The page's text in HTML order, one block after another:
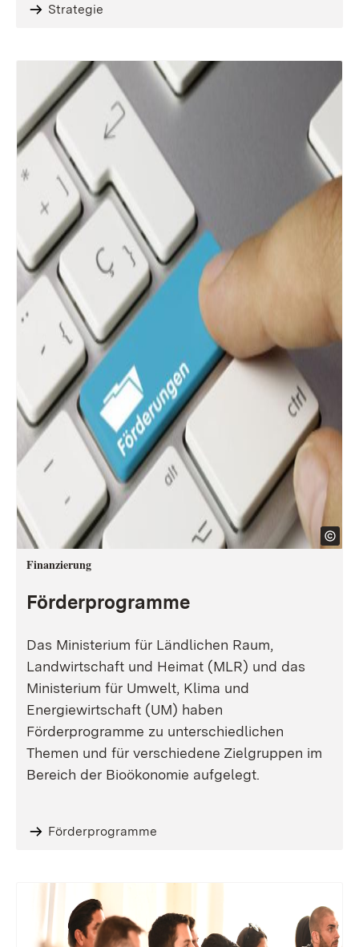
Strategie
Finanzierung
Förderprogramme
Das Ministerium für Ländlichen Raum,
Landwirtschaft und Heimat (MLR) und das
Ministerium für Umwelt, Klima und
Energiewirtschaft (UM) haben
Förderprogramme zu unterschiedlichen
Themen und für verschiedene Zielgruppen im
Bereich der Bioökonomie aufgelegt.
Förderprogramme